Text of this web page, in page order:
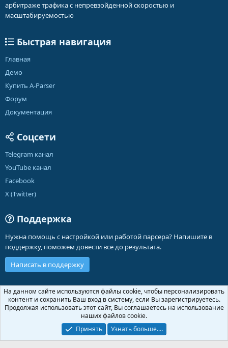
арбитраже трафика с непревзойденной скоростью и
масштабируемостью
Быстрая навигация
Главная
Демо
Купить A-Parser
Форум
Документация
Соцсети
Telegram канал
YouTube канал
Facebook
X (Twitter)
Поддержка
Нужна помощь с настройкой или работой парсера? Напишите в
поддержку, поможем довести все до результата.
Написать в поддержку
Russian (RU)
Обратная связь
Условия и правила
Политика конфиденциальности
Помощь
Community platform by XenForo ® © 2010-2026 XenForo Ltd.
На данном сайте используются файлы cookie, чтобы персонализировать
контент и сохранить Ваш вход в систему, если Вы зарегистрируетесь.
Продолжая использовать этот сайт, Вы соглашаетесь на использование
наших файлов cookie.
Принять
Узнать больше.…